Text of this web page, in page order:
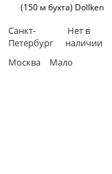
(150 м бухта) Dollken
Санкт-
Петербург
Нет в
наличии
Москва
Мало